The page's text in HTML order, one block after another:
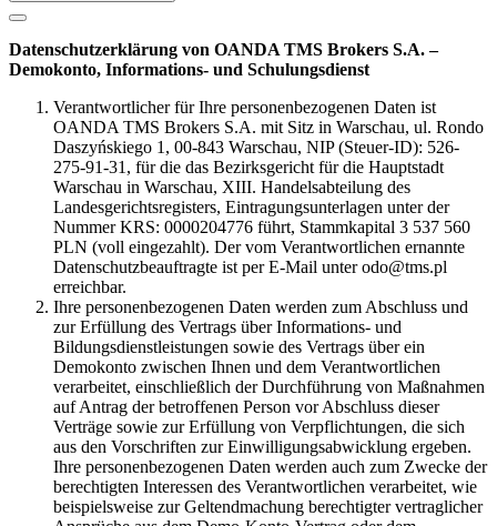
Datenschutzerklärung von OANDA TMS Brokers S.A. –
Demokonto, Informations- und Schulungsdienst
Verantwortlicher für Ihre personenbezogenen Daten ist
OANDA TMS Brokers S.A. mit Sitz in Warschau, ul. Rondo
Daszyńskiego 1, 00-843 Warschau, NIP (Steuer-ID): 526-
275-91-31, für die das Bezirksgericht für die Hauptstadt
Warschau in Warschau, XIII. Handelsabteilung des
Landesgerichtsregisters, Eintragungsunterlagen unter der
Nummer KRS: 0000204776 führt, Stammkapital 3 537 560
PLN (voll eingezahlt). Der vom Verantwortlichen ernannte
Datenschutzbeauftragte ist per E-Mail unter odo@tms.pl
erreichbar.
Ihre personenbezogenen Daten werden zum Abschluss und
zur Erfüllung des Vertrags über Informations- und
Bildungsdienstleistungen sowie des Vertrags über ein
Demokonto zwischen Ihnen und dem Verantwortlichen
verarbeitet, einschließlich der Durchführung von Maßnahmen
auf Antrag der betroffenen Person vor Abschluss dieser
Verträge sowie zur Erfüllung von Verpflichtungen, die sich
aus den Vorschriften zur Einwilligungsabwicklung ergeben.
Ihre personenbezogenen Daten werden auch zum Zwecke der
berechtigten Interessen des Verantwortlichen verarbeitet, wie
beispielsweise zur Geltendmachung berechtigter vertraglicher